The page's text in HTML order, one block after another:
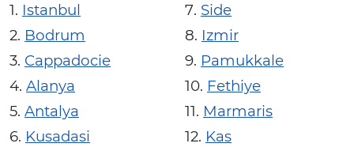
Istanbul
Bodrum
Cappadocie
Alanya
Antalya
Kusadasi
Side
Izmir
Pamukkale
Fethiye
Marmaris
Kas